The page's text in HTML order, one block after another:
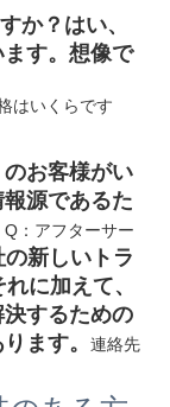
か？ はい、
す。想像で
はいくらです
源であるた
Q：アフターサー
新しいトラ
に加えて、
するための
ます。
連絡先